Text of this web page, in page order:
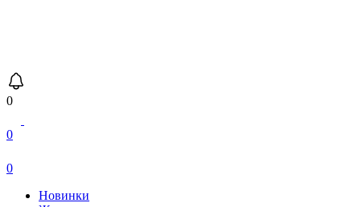
0
0
0
Новинки